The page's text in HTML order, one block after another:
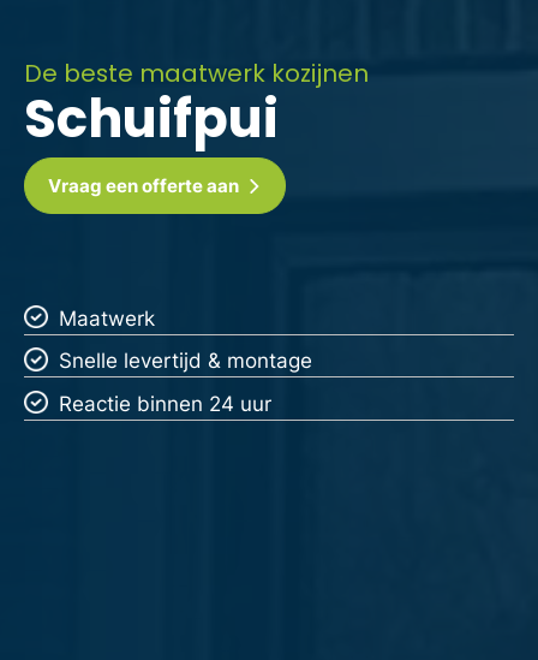
De beste maatwerk kozijnen
Schuifpui
Vraag een offerte aan
Maatwerk
Snelle levertijd & montage
Reactie binnen 24 uur